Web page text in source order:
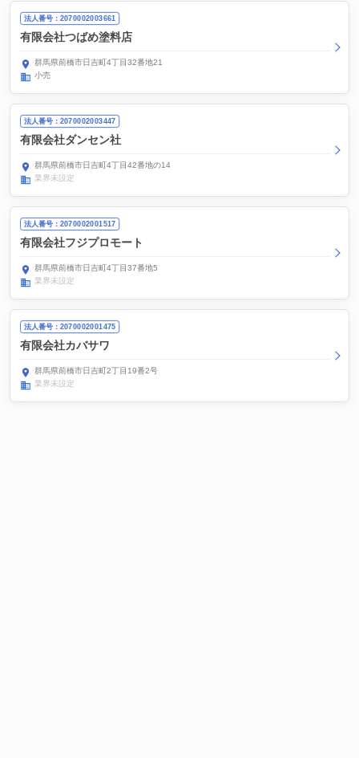
法人番号：2070002003661
有限会社つばめ塗料店
群馬県前橋市日吉町4丁目32番地21
小売
法人番号：2070002003447
有限会社ダンセン社
群馬県前橋市日吉町4丁目42番地の14
業界未設定
法人番号：2070002001517
有限会社フジプロモート
群馬県前橋市日吉町4丁目37番地5
業界未設定
法人番号：2070002001475
有限会社カバサワ
群馬県前橋市日吉町2丁目19番2号
業界未設定